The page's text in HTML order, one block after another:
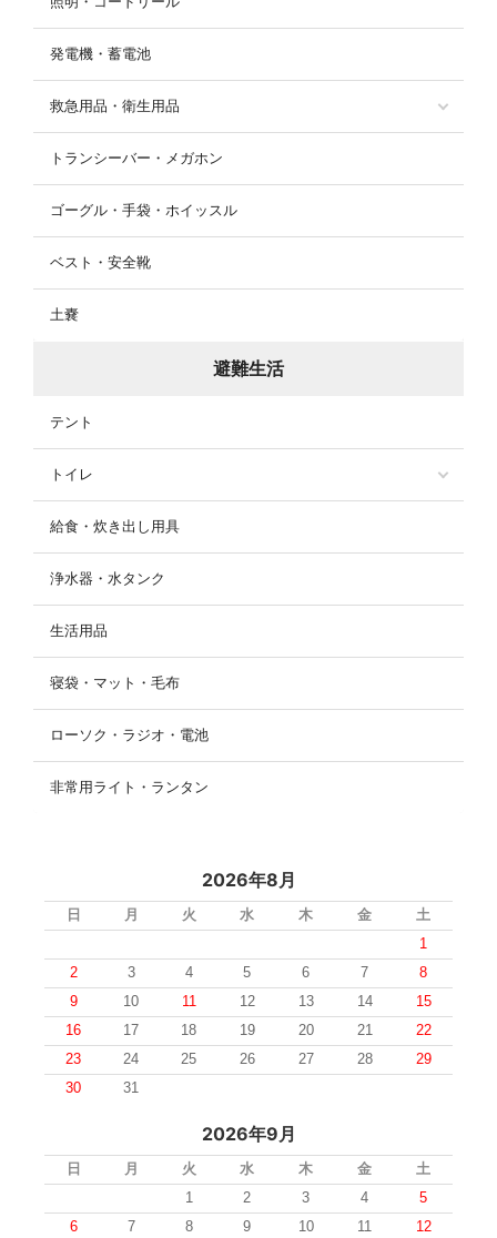
発電機・蓄電池
救急用品・衛生用品
トランシーバー・メガホン
ゴーグル・手袋・ホイッスル
ベスト・安全靴
土嚢
避難生活
テント
トイレ
給食・炊き出し用具
浄水器・水タンク
生活用品
寝袋・マット・毛布
ローソク・ラジオ・電池
非常用ライト・ランタン
2026年8月
日 月 火 水 木 金
土
1
2
3 4 5 6 7
8
9
10 11 12 13 14
15
16
17 18 19 20 21
22
23
24 25 26 27 28
29
30
31
2026年9月
日 月 火 水 木 金
土
1
2 3 4
5
6
7 8 9 10 11
12